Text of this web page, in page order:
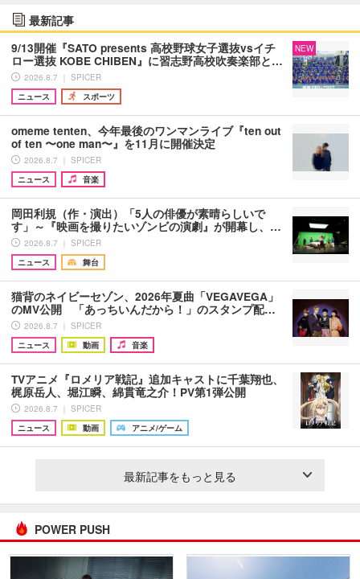
最新記事
9/13開催『SATO presents 高校野球女子選抜vsイチ
ロー選抜 KOBE CHIBEN』に習志野高校吹奏楽部と…
2026.8.7 ｜ SPICER
ニュース
スポーツ
NEW
omeme tenten、今年最後のワンマンライブ『ten out
of ten 〜one man〜』を11月に開催決定
2026.8.7 ｜ SPICER
ニュース
音楽
岡田利規（作・演出）「5人の俳優が素晴らしいで
す」～『映画を撮りたいゾンビの演劇』が開幕し、…
2026.8.7 ｜ SPICER
ニュース
舞台
猫背のネイビーセゾン、2026年夏曲「VEGAVEGA」
のMV公開 「あっちいんだから！」のスタンプ配…
2026.8.7 ｜ SPICER
ニュース
動画 音楽
TVアニメ『ロメリア戦記』追加キャストに千葉翔也、
梶原岳人、堀江瞬、綿貫竜之介！PV第1弾公開
2026.8.7 ｜ SPICER
ニュース
動画 アニメ/ゲーム
最新記事をもっと見る
POWER PUSH